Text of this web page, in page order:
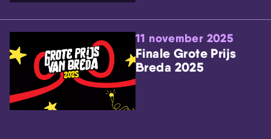
11 november 2025
Finale Grote Prijs
Breda 2025